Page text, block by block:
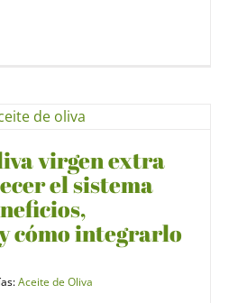
virgen extra
el sistema
cómo integrarlo
Aceite de Oliva